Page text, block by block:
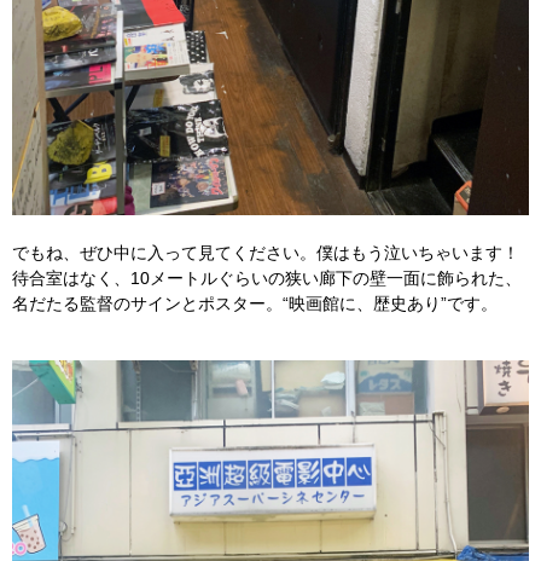
でもね、ぜひ中に入って見てください。僕はもう泣いちゃいます！
待合室はなく、10メートルぐらいの狭い廊下の壁一面に飾られた、
名だたる監督のサインとポスター。“映画館に、歴史あり”です。